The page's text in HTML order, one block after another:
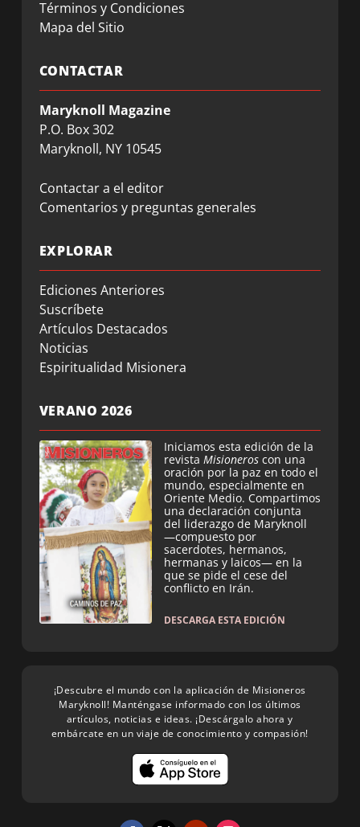
Términos y Condiciones
Mapa del Sitio
CONTACTAR
Maryknoll Magazine
P.O. Box 302
Maryknoll, NY 10545
Contactar a el editor
Comentarios y preguntas generales
EXPLORAR
Ediciones Anteriores
Suscríbete
Artículos Destacados
Noticias
Espiritualidad Misionera
VERANO 2026
Iniciamos esta edición de la
revista Misioneros con una
oración por la paz en todo el
mundo, especialmente en
Oriente Medio. Compartimos
una declaración conjunta
del liderazgo de Maryknoll
—compuesto por
sacerdotes, hermanos,
hermanas y laicos— en la
que se pide el cese del
conflicto en Irán.
DESCARGA ESTA EDICIÓN
¡Descubre el mundo con la aplicación de Misioneros
Maryknoll! Manténgase informado con los últimos
artículos, noticias e ideas. ¡Descárgalo ahora y
embárcate en un viaje de conocimiento y compasión!